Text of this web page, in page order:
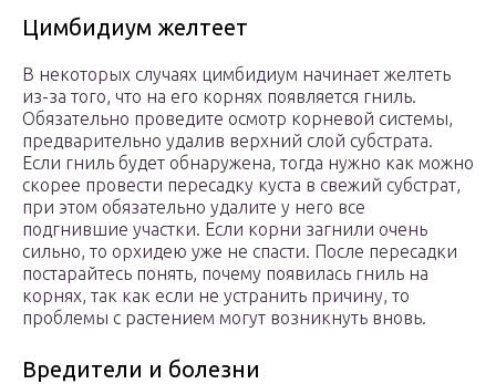
Цимбидиум желтеет
В некоторых случаях цимбидиум начинает желтеть
из-за того, что на его корнях появляется гниль.
Обязательно проведите осмотр корневой системы,
предварительно удалив верхний слой субстрата.
Если гниль будет обнаружена, тогда нужно как можно
скорее провести пересадку куста в свежий субстрат,
при этом обязательно удалите у него все
подгнившие участки. Если корни загнили очень
сильно, то орхидею уже не спасти. После пересадки
постарайтесь понять, почему появилась гниль на
корнях, так как если не устранить причину, то
проблемы с растением могут возникнуть вновь.
Вредители и болезни